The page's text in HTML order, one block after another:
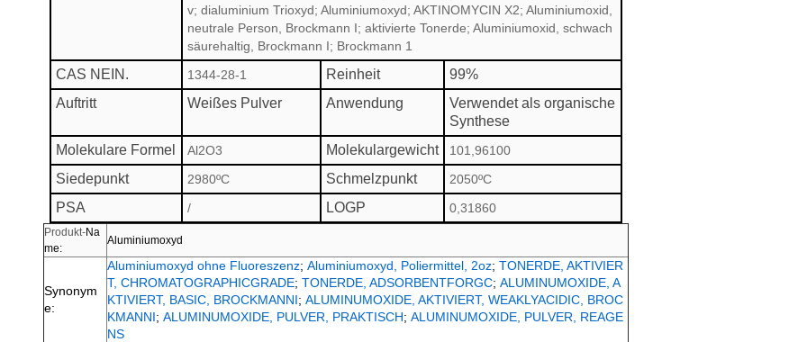
v; dialuminium Trioxyd; Aluminiumoxyd; AKTINOMYCIN X2; Aluminiumoxid,
neutrale Person, Brockmann I; aktivierte Tonerde; Aluminiumoxid, schwach
säurehaltig, Brockmann I; Brockmann 1
CAS NEIN. 1344-28-1 Reinheit
99%
Auftritt
Weißes Pulver Anwendung
Verwendet als organische
Synthese
Molekulare Formel
Al2O3 Molekulargewicht 101,96100
Siedepunkt 2980ºC Schmelzpunkt 2050ºC
PSA / LOGP 0,31860
Produkt-Na
me:
Aluminiumoxyd
Synonym
e:
Aluminiumoxyd ohne Fluoreszenz; Aluminiumoxyd, Poliermittel, 2oz; TONERDE, AKTIVIER
T, CHROMATOGRAPHICGRADE; TONERDE, ADSORBENTFORGC; ALUMINUMOXIDE, A
KTIVIERT, BASIC, BROCKMANNI; ALUMINUMOXIDE, AKTIVIERT, WEAKLYACIDIC, BROC
KMANNI; ALUMINUMOXIDE, PULVER, PRAKTISCH; ALUMINUMOXIDE, PULVER, REAGE
NS